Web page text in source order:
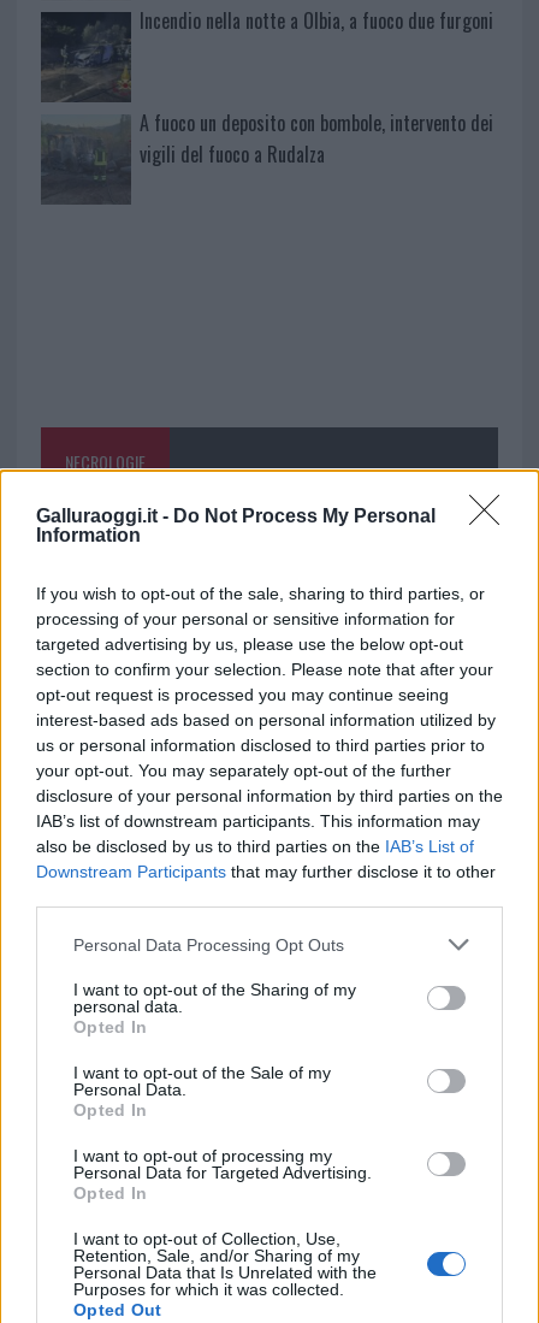
Galluraoggi.it - Do Not Process My Personal
Information
If you wish to opt-out of the sale, sharing to third parties, or
processing of your personal or sensitive information for
targeted advertising by us, please use the below opt-out
section to confirm your selection. Please note that after your
opt-out request is processed you may continue seeing
interest-based ads based on personal information utilized by
us or personal information disclosed to third parties prior to
your opt-out. You may separately opt-out of the further
disclosure of your personal information by third parties on the
IAB’s list of downstream participants. This information may
also be disclosed by us to third parties on the IAB’s List of
Downstream Participants that may further disclose it to other
Please note that this website/app uses one or more Google
not limited to your visit or usage behaviour. You may click to
grant or deny consent to Google and its third-party tags to
use your data for below specified purposes in below Google
consent section.
Personal Data Processing Opt Outs
I want to opt-out of the Sharing of my
personal data.
Opted In
I want to opt-out of the Sale of my
Personal Data.
Opted In
I want to opt-out of processing my
Personal Data for Targeted Advertising.
Opted In
I want to opt-out of Collection, Use,
Retention, Sale, and/or Sharing of my
Personal Data that Is Unrelated with the
Purposes for which it was collected.
Opted Out
Incendio nella notte a Olbia, a fuoco due furgoni
A fuoco un deposito con bombole, intervento dei
vigili del fuoco a Rudalza
NECROLOGIE
Mario Malu
Paolo Pinna
Martina Agostina Diturco
I nostri cari
I nostri cari
Giovannimaria Cabras